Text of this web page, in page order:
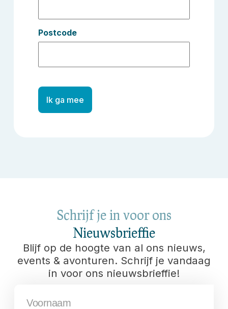
Postcode
Ik ga mee
Schrijf je in voor ons
Nieuwsbrieffie
Blijf op de hoogte van al ons nieuws,
events & avonturen. Schrijf je vandaag
in voor ons nieuwsbrieffie!